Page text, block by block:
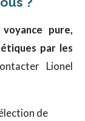
voyance pure,
par les
Lionel
de